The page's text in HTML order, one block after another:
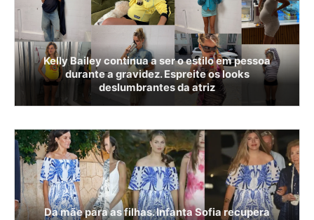
Kelly Bailey continua a ser o estilo em pessoa
durante a gravidez. Espreite os looks
deslumbrantes da atriz
Da mãe para as filhas. Infanta Sofia recupera